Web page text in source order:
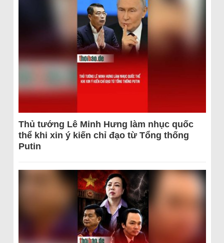
Thủ tướng Lê Minh Hưng làm nhục quốc
thể khi xin ý kiến chỉ đạo từ Tổng thống
Putin